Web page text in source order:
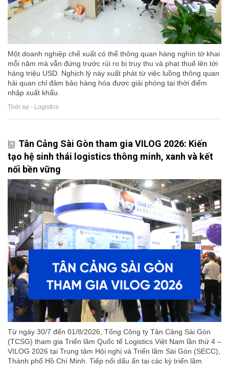
Một doanh nghiệp chế xuất có thể thông quan hàng nghìn tờ khai
mỗi năm mà vẫn đứng trước rủi ro bị truy thu và phạt thuế lên tới
hàng triệu USD. Nghịch lý này xuất phát từ việc luồng thông quan
hải quan chỉ đảm bảo hàng hóa được giải phóng tại thời điểm
nhập xuất khẩu.
Thời sự - Logistics
Tân Cảng Sài Gòn tham gia VILOG 2026: Kiến
tạo hệ sinh thái logistics thông minh, xanh và kết
nối bền vững
Từ ngày 30/7 đến 01/8/2026, Tổng Công ty Tân Cảng Sài Gòn
(TCSG) tham gia Triển lãm Quốc tế Logistics Việt Nam lần thứ 4 –
VILOG 2026 tại Trung tâm Hội nghị và Triển lãm Sài Gòn (SECC),
Thành phố Hồ Chí Minh. Tiếp nối dấu ấn tại các kỳ triển lãm